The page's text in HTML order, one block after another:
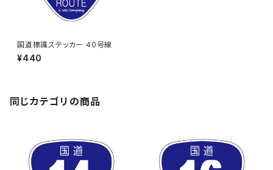
国道標識ステッカー 40号線
¥440
同じカテゴリの商品